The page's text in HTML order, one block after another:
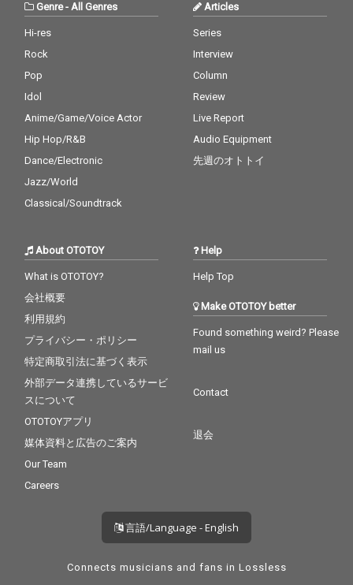
Genre-All Genres
Hi-res
Rock
Pop
Idol
Anime/Game/Voice Actor
Hip Hop/R&B
Dance/Electronic
Jazz/World
Classical/Soundtrack
Articles
Series
Interview
Column
Review
Live Report
Audio Equipment
先週のオトトイ
About OTOTOY
What is OTOTOY?
会社概要
利用規約
プライバシー・ポリシー
特定商取引法に基づく表示
外部データ連携しているサービ
スについて
OTOTOYアプリ
媒体資料と広告のご案内
Our Team
Careers
Help
Help Top
Make OTOTOY better
Found something weird? Please
mail us
Contact
退会
言語/Language - English
Connects musicians and fans in Lossless